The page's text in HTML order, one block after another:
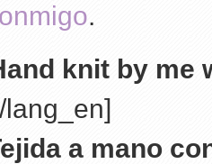
.
knit by me
lang_en]
a mano